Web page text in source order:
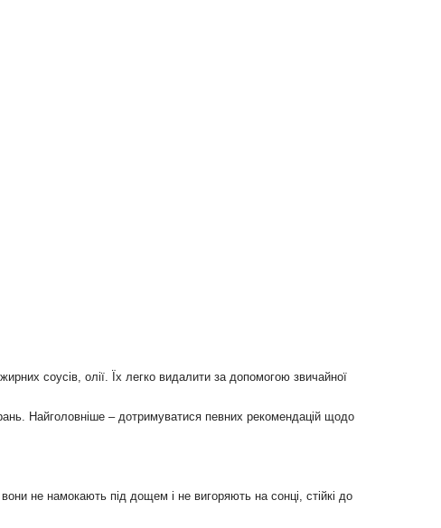
соусів, олії. Їх легко видалити за допомогою звичайної
Найголовніше – дотримуватися певних рекомендацій щодо
не намокають під дощем і не вигоряють на сонці, стійкі до